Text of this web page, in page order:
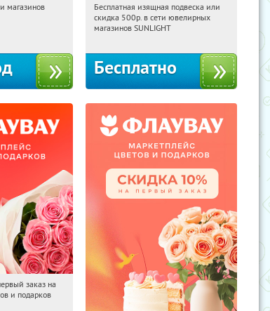
Получи первым!
магазинов
09:00:42 Получили:
Россия
Бесплатная изящная подвеска или
скидка 500р. в сети ювелирных
магазинов SUNLIGHT
Бесплатно
Получили:
заказ на
и подарков